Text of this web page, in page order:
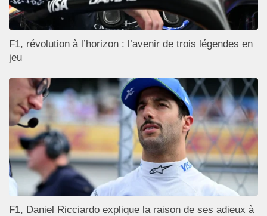
F1, révolution à l’horizon : l’avenir de trois légendes en
jeu
F1, Daniel Ricciardo explique la raison de ses adieux à